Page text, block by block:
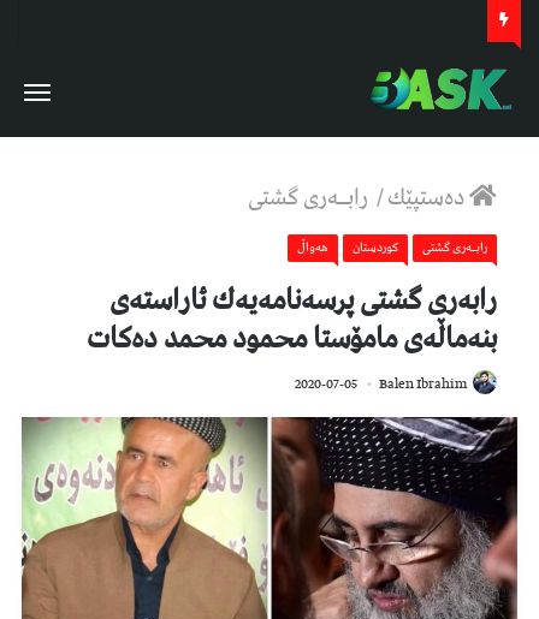
دەستپێك/ رابــه‌ری گشتی
رابــه‌ری گشتی كوردستان هەواڵ
رابه‌ری گشتی پرسه‌نامه‌یه‌ك ئاراسته‌ی
بنه‌ماڵه‌ی مامۆستا محمود محمد ده‌كات
Balen Ibrahim
2020-07-05